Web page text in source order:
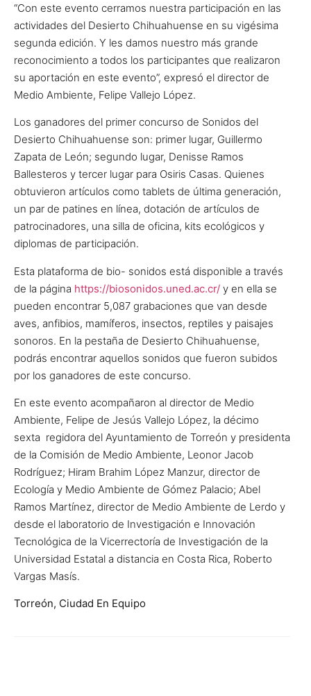
“Con este evento cerramos nuestra participación en las
actividades del Desierto Chihuahuense en su vigésima
segunda edición. Y les damos nuestro más grande
reconocimiento a todos los participantes que realizaron
su aportación en este evento”, expresó el director de
Medio Ambiente, Felipe Vallejo López.
Los ganadores del primer concurso de Sonidos del
Desierto Chihuahuense son: primer lugar, Guillermo
Zapata de León; segundo lugar, Denisse Ramos
Ballesteros y tercer lugar para Osiris Casas. Quienes
obtuvieron artículos como tablets de última generación,
un par de patines en línea, dotación de artículos de
patrocinadores, una silla de oficina, kits ecológicos y
diplomas de participación.
Esta plataforma de bio- sonidos está disponible a través
de la página https://biosonidos.uned.ac.cr/ y en ella se
pueden encontrar 5,087 grabaciones que van desde
aves, anfibios, mamíferos, insectos, reptiles y paisajes
sonoros. En la pestaña de Desierto Chihuahuense,
podrás encontrar aquellos sonidos que fueron subidos
por los ganadores de este concurso.
En este evento acompañaron al director de Medio
Ambiente, Felipe de Jesús Vallejo López, la décimo
sexta regidora del Ayuntamiento de Torreón y presidenta
de la Comisión de Medio Ambiente, Leonor Jacob
Rodríguez; Hiram Brahim López Manzur, director de
Ecología y Medio Ambiente de Gómez Palacio; Abel
Ramos Martínez, director de Medio Ambiente de Lerdo y
desde el laboratorio de Investigación e Innovación
Tecnológica de la Vicerrectoría de Investigación de la
Universidad Estatal a distancia en Costa Rica, Roberto
Vargas Masís.
Torreón, Ciudad En Equipo